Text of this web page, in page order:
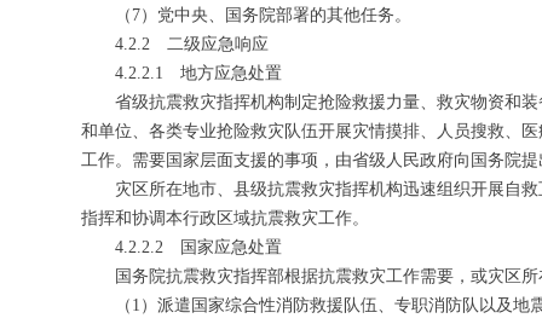
（7）党中央、国务院部署的其他任务。
4.2.2 二级应急响应
4.2.2.1 地方应急处置
省级抗震救灾指挥机构制定抢险救援力量、救灾物资和
和单位、各类专业抢险救灾队伍开展灾情摸排、人员搜救、
工作。需要国家层面支援的事项，由省级人民政府向国务院提
灾区所在地市、县级抗震救灾指挥机构迅速组织开展自
指挥和协调本行政区域抗震救灾工作。
4.2.2.2 国家应急处置
国务院抗震救灾指挥部根据抗震救灾工作需要，或灾区
（1）派遣国家综合性消防救援队伍、专职消防队以及